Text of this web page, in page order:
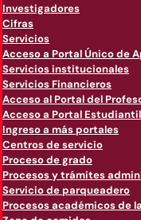
Investigadores
Cifras
Servicios
Acceso a Portal Único de
Servicios institucionales
Servicios Financieros
Acceso al Portal del
Acceso a Portal Estudiantil
Ingreso a más portales
Centros de servicio
Proceso de grado
Procesos y trámites
Servicio de parqueadero
Procesos académicos de